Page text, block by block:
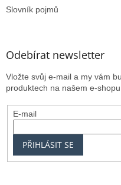
Slovník pojmů
Odebírat newsletter
Vložte svůj e-mail a my vám
produktech na našem e-shopu.
E-mail
PŘIHLÁSIT SE